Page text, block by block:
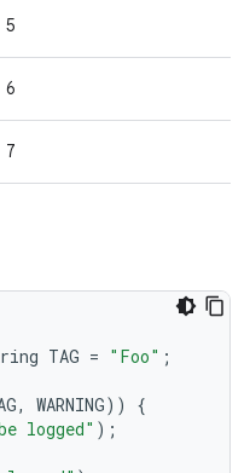
5
6
7
TAG = "Foo" ;
, WARNING))
{
logged" );